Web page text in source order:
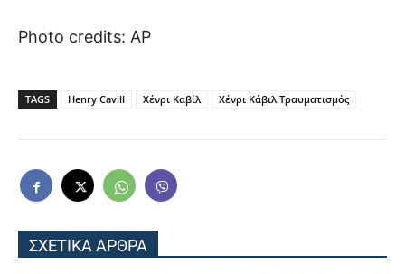
Photo credits: AP
TAGS Henry Cavill Χένρι Καβίλ Χένρι Κάβιλ Τραυματισμός
ΣΧΕΤΙΚΑ ΑΡΘΡΑ